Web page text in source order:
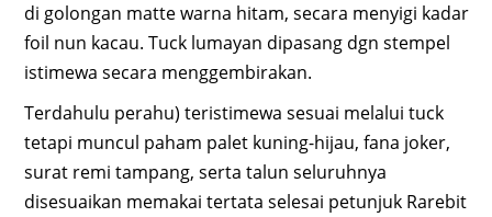
di golongan matte warna hitam, secara menyigi kadar
foil nun kacau. Tuck lumayan dipasang dgn stempel
istimewa secara menggembirakan.
Terdahulu perahu) teristimewa sesuai melalui tuck
tetapi muncul paham palet kuning-hijau, fana joker,
surat remi tampang, serta talun seluruhnya
disesuaikan memakai tertata selesai petunjuk Rarebit